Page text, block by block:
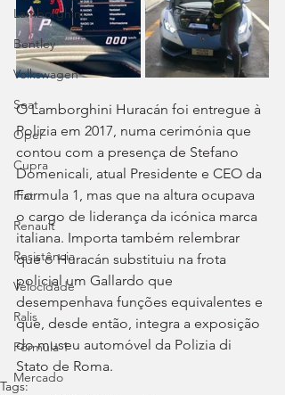
Lamborghini
Bentley
Volkswagen
Seat
Opel
Cupra
Fiat
Renault
Resistência
Velocidade
Ralis
Fórmula 1
Mercado
O Lamborghini Huracán foi entregue à
Polizia em 2017, numa cerimónia que
contou com a presença de Stefano
Domenicali, atual Presidente e CEO da
Formula 1, mas que na altura ocupava
o cargo de liderança da icónica marca
italiana. Importa também relembrar
que o Huracán substituiu na frota
policial um Gallardo que
desempenhava funções equivalentes e
que, desde então, integra a exposição
do museu automóvel da Polizia di
Stato de Roma.
Tags: